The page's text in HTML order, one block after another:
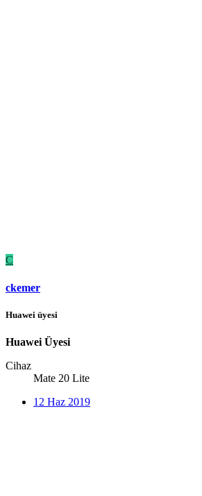
C
ckemer
Huawei üyesi
Huawei Üyesi
Cihaz
Mate 20 Lite
12 Haz 2019